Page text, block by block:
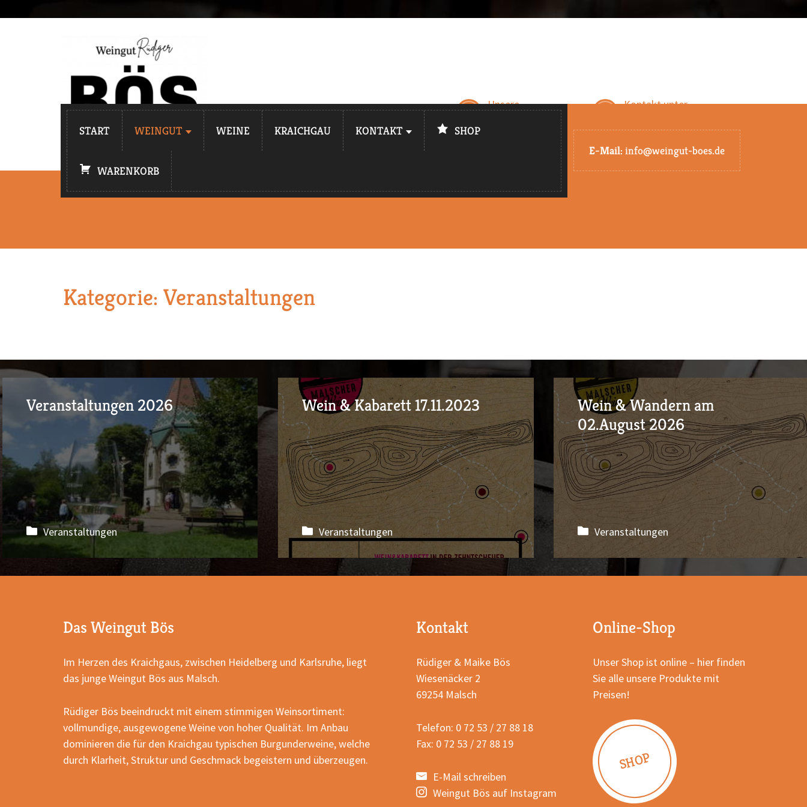
Unsere
Öffnungszeiten
Kontakt unter
START
WEINGUT WEINE KRAICHGAU KONTAKT SHOP
WARENKORB
E-Mail: info@weingut-boes.de
Kategorie: Veranstaltungen
Veranstaltungen 2026
Veranstaltungen
Wein & Kabarett 17.11.2023
Veranstaltungen
Wein & Wandern am
02.August 2026
Veranstaltungen
Das Weingut Bös
Im Herzen des Kraichgaus, zwischen Heidelberg und Karlsruhe, liegt
das junge Weingut Bös aus Malsch.
Rüdiger Bös beeindruckt mit einem stimmigen Weinsortiment:
vollmundige, ausgewogene Weine von hoher Qualität. Im Anbau
dominieren die für den Kraichgau typischen Burgunderweine, welche
durch Klarheit, Struktur und Geschmack begeistern und überzeugen.
Kontakt
Rüdiger & Maike Bös
Wiesenäcker 2
69254 Malsch
Telefon: 0 72 53 / 27 88 18
Fax: 0 72 53 / 27 88 19
E-Mail schreiben
Weingut Bös auf Instagram
Online-Shop
Unser Shop ist online – hier finden
Sie alle unsere Produkte mit
Preisen!
SHOP